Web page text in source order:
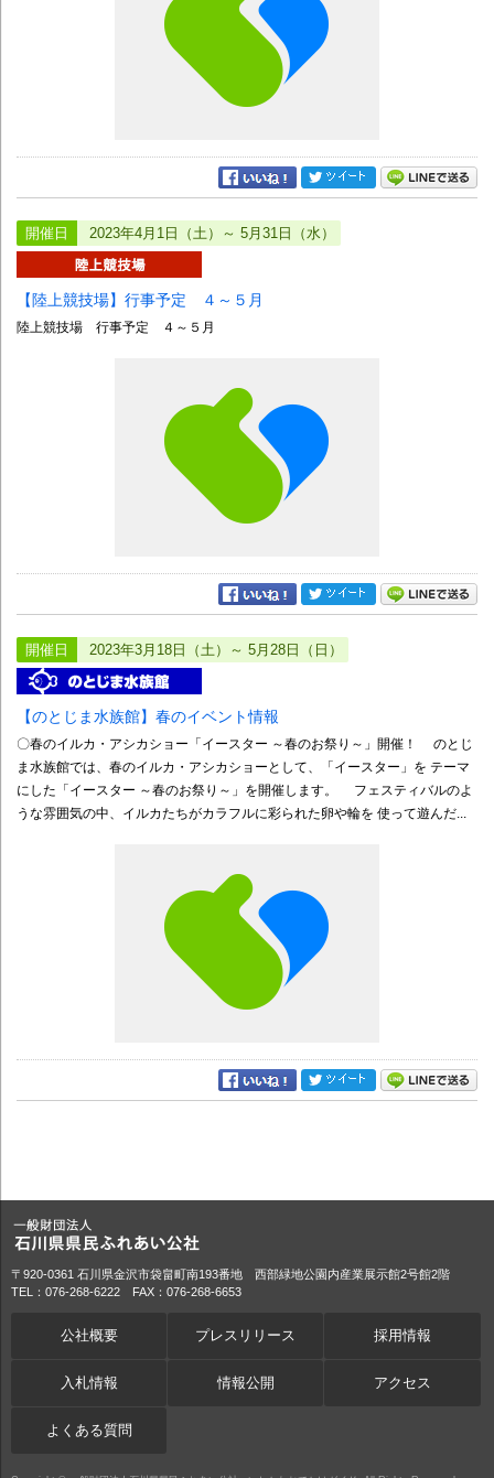
開催日 2023年4月1日（土）～ 5月31日（水）
【陸上競技場】行事予定 ４～５月
陸上競技場 行事予定 ４～５月
開催日 2023年3月18日（土）～ 5月28日（日）
【のとじま水族館】春のイベント情報
〇春のイルカ・アシカショー「イースター ～春のお祭り～」開催！ のとじ
ま水族館では、春のイルカ・アシカショーとして、「イースター」を テーマ
にした「イースター ～春のお祭り～」を開催します。 フェスティバルのよ
うな雰囲気の中、イルカたちがカラフルに彩られた卵や輪を 使って遊んだ...
〒920-0361 石川県金沢市袋畠町南193番地 西部緑地公園内産業展示館2号館2階
TEL：076-268-6222 FAX：076-268-6653
公社概要 プレスリリース 採用情報
入札情報 情報公開 アクセス
よくある質問